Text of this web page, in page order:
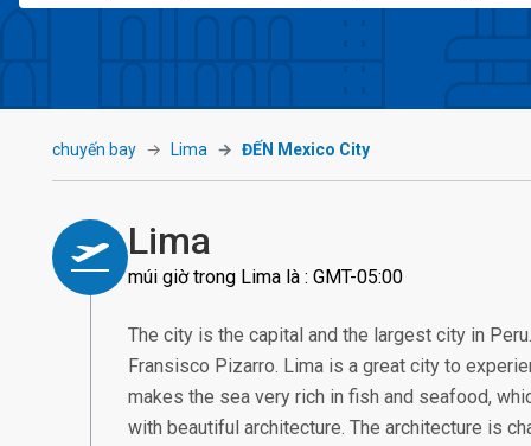
chuyến bay Lima ĐẾN Mexico City
Lima
múi giờ trong Lima là : GMT-05:00
The city is the capital and the largest city in
Fransisco Pizarro. Lima is a great city to
makes the sea very rich in fish and seafood,
with beautiful architecture. The architecture is